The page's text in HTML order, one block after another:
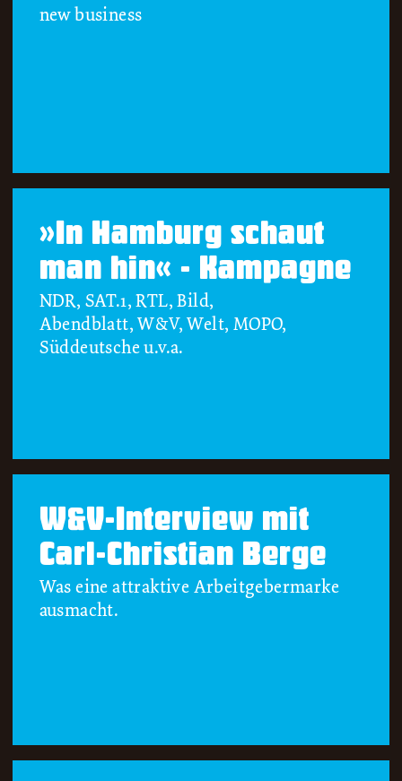
new business
»In Hamburg schaut
man hin« - Kampagne
NDR, SAT.1, RTL, Bild,
Abendblatt, W&V, Welt, MOPO,
Süddeutsche u.v.a.
W&V-Interview mit
Carl-Christian Berge
Was eine attraktive Arbeitgebermarke
ausmacht.